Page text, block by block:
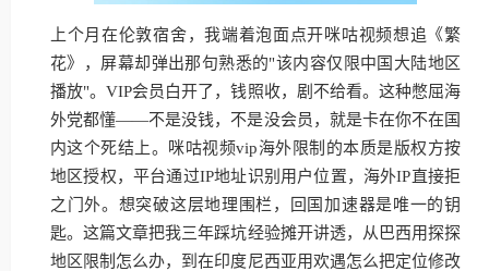
上个月在伦敦宿舍，我端着泡面点开咪咕视频想追《繁
花》，屏幕却弹出那句熟悉的"该内容仅限中国大陆地区
播放"。VIP会员白开了，钱照收，剧不给看。这种憋屈海
外党都懂——不是没钱，不是没会员，就是卡在你不在国
内这个死结上。咪咕视频vip海外限制的本质是版权方按
地区授权，平台通过IP地址识别用户位置，海外IP直接拒
之门外。想突破这层地理围栏，回国加速器是唯一的钥
匙。这篇文章把我三年踩坑经验摊开讲透，从巴西用探探
地区限制怎么办，到在印度尼西亚用欢遇怎么把定位修改